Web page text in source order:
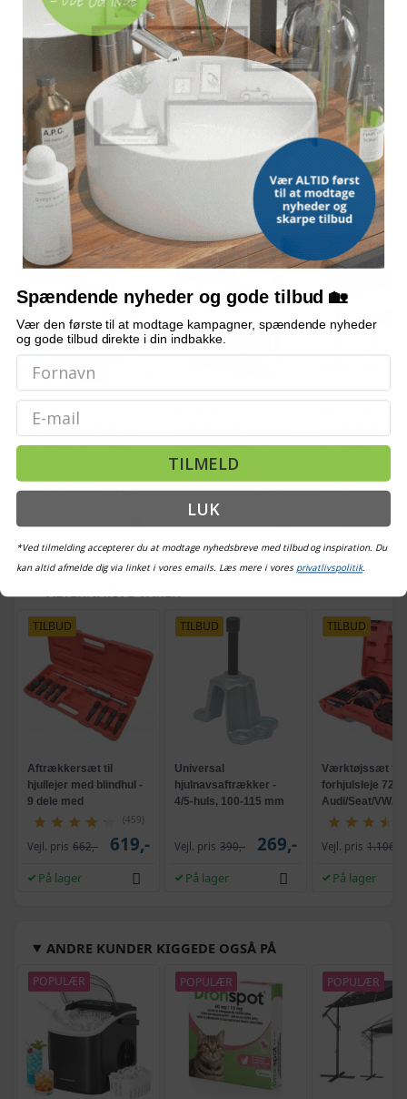
Kan det bruges i trange motorrum?
Hvilket materiale er værktøjet lavet af?
Er det kun til afmontering?
Bemærk: FAQ er vejledende information. Vi tager forbehold for fejl og
mangler, og oplysningerne er ikke juridisk bindende.
OFTE KØBT SAMMEN MED
POPULÆR
Bordmodel
terninger på 6 min.,
Vejl. pris 569,- 509,-
POPULÆR
- 2,5-5 kg, 2×0,7 ml
209,-
POPULÆR
3 m - grå, med
Vejl. pris 709,-
ALTERNATIVE VARER
TILBUD
Aftrækkersæt til
hjullejer med blindhul -
9 dele med
glidehammer
(459)
Vejl. pris 662,- 619,-
På lager
TILBUD
Universal
hjulnavsaftrækker -
4/5-huls, 100-115 mm
Vejl. pris 390,- 269,-
På lager
TILBUD
Værktøjssæt til
forhjulsleje 72
Audi/Seat/VW/
Vejl. pris 1.106,-
På lager
ANDRE KUNDER KIGGEDE OGSÅ PÅ
POPULÆR POPULÆR POPULÆR
Spændende nyheder og gode tilbud 🏡
Vær den første til at modtage kampagner, spændende nyheder
og gode tilbud direkte i din indbakke.
Email
TILMELD
LUK
*Ved tilmelding accepterer du at modtage nyhedsbreve med tilbud og inspiration. Du
kan altid afmelde dig via linket i vores emails. Læs mere i vores privatlivspolitik.